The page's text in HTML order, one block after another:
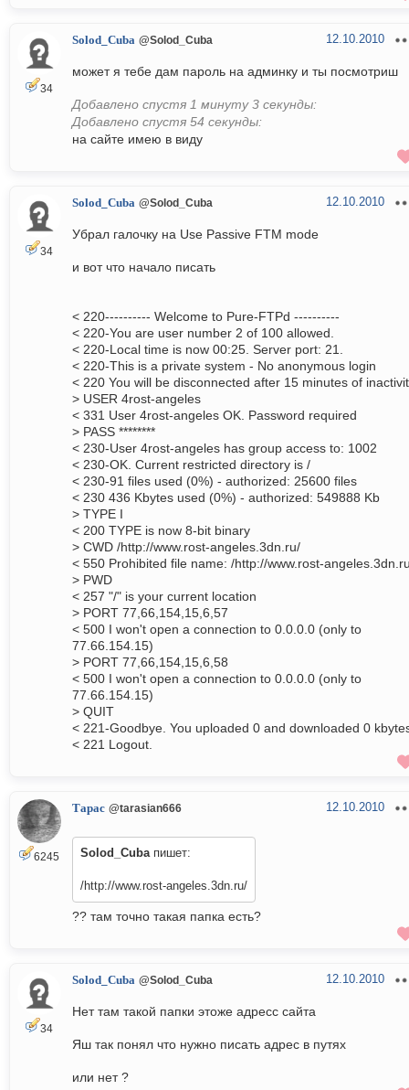
34
Solod_Cuba @Solod_Cuba 12.10.2010
может я тебе дам пароль на админку и ты посмотриш
Добавлено спустя 1 минуту 3 секунды:
Добавлено спустя 54 секунды:
на сайте имею в виду
34
Solod_Cuba @Solod_Cuba 12.10.2010
Убрал галочку на Use Passive FTM mode
и вот что начало писать
< 220---------- Welcome to Pure-FTPd ----------
< 220-You are user number 2 of 100 allowed.
< 220-Local time is now 00:25. Server port: 21.
< 220-This is a private system - No anonymous login
< 220 You will be disconnected after 15 minutes of
> USER 4rost-angeles
< 331 User 4rost-angeles OK. Password required
> PASS ********
< 230-User 4rost-angeles has group access to: 1002
< 230-OK. Current restricted directory is /
< 230-91 files used (0%) - authorized: 25600 files
< 230 436 Kbytes used (0%) - authorized: 549888 Kb
> TYPE I
< 200 TYPE is now 8-bit binary
> CWD /http://www.rost-angeles.3dn.ru/
< 550 Prohibited file name: /http://www.rost-
> PWD
< 257 "/" is your current location
> PORT 77,66,154,15,6,57
< 500 I won't open a connection to 0.0.0.0 (only to
77.66.154.15)
> PORT 77,66,154,15,6,58
< 500 I won't open a connection to 0.0.0.0 (only to
77.66.154.15)
> QUIT
< 221-Goodbye. You uploaded 0 and downloaded 0
< 221 Logout.
6245
Тарас @tarasian666 12.10.2010
Solod_Cubaпишет:
/http://www.rost-angeles.3dn.ru/
?? там точно такая папка есть?
34
Solod_Cuba @Solod_Cuba 12.10.2010
Нет там такой папки этоже адресс сайта
Яш так понял что нужно писать адрес в путях
или нет ?